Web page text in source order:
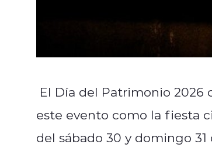
El Día del Patrimonio
este evento como la fiesta
del sábado 30 y domingo